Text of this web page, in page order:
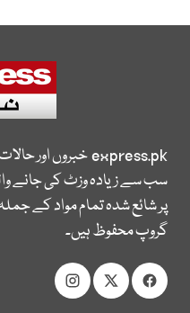
express.pkخبروں اور
سب سے زیادہ وزٹ کی جانے
پر شائع شدہ تمام مواد کے
گروپ محفوظ ہیں۔